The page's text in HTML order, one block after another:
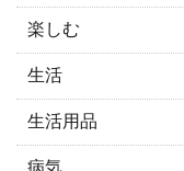
楽しむ
生活
生活用品
病気